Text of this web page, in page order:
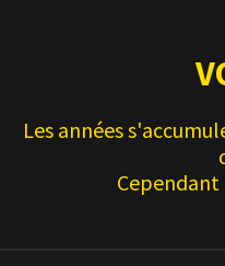
Les années